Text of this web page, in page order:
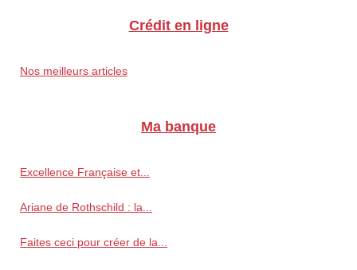
Crédit en ligne
Nos meilleurs articles
Ma banque
Excellence Française et...
Ariane de Rothschild : la...
Faites ceci pour créer de la...